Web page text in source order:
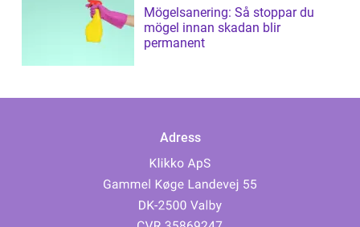
Mögelsanering: Så stoppar du
mögel innan skadan blir
permanent
Adress